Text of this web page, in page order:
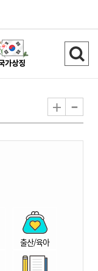
검
색
기
+ -
출산/육아